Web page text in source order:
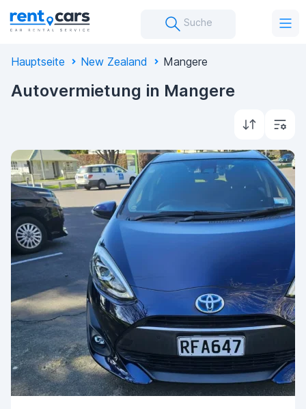
Suche
Hauptseite New Zealand Mangere
Autovermietung in Mangere